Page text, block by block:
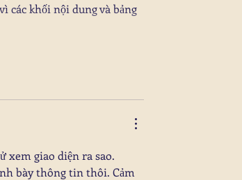
các khối nội dung và bảng
xem giao diện ra sao.
bày thông tin thôi. Cảm